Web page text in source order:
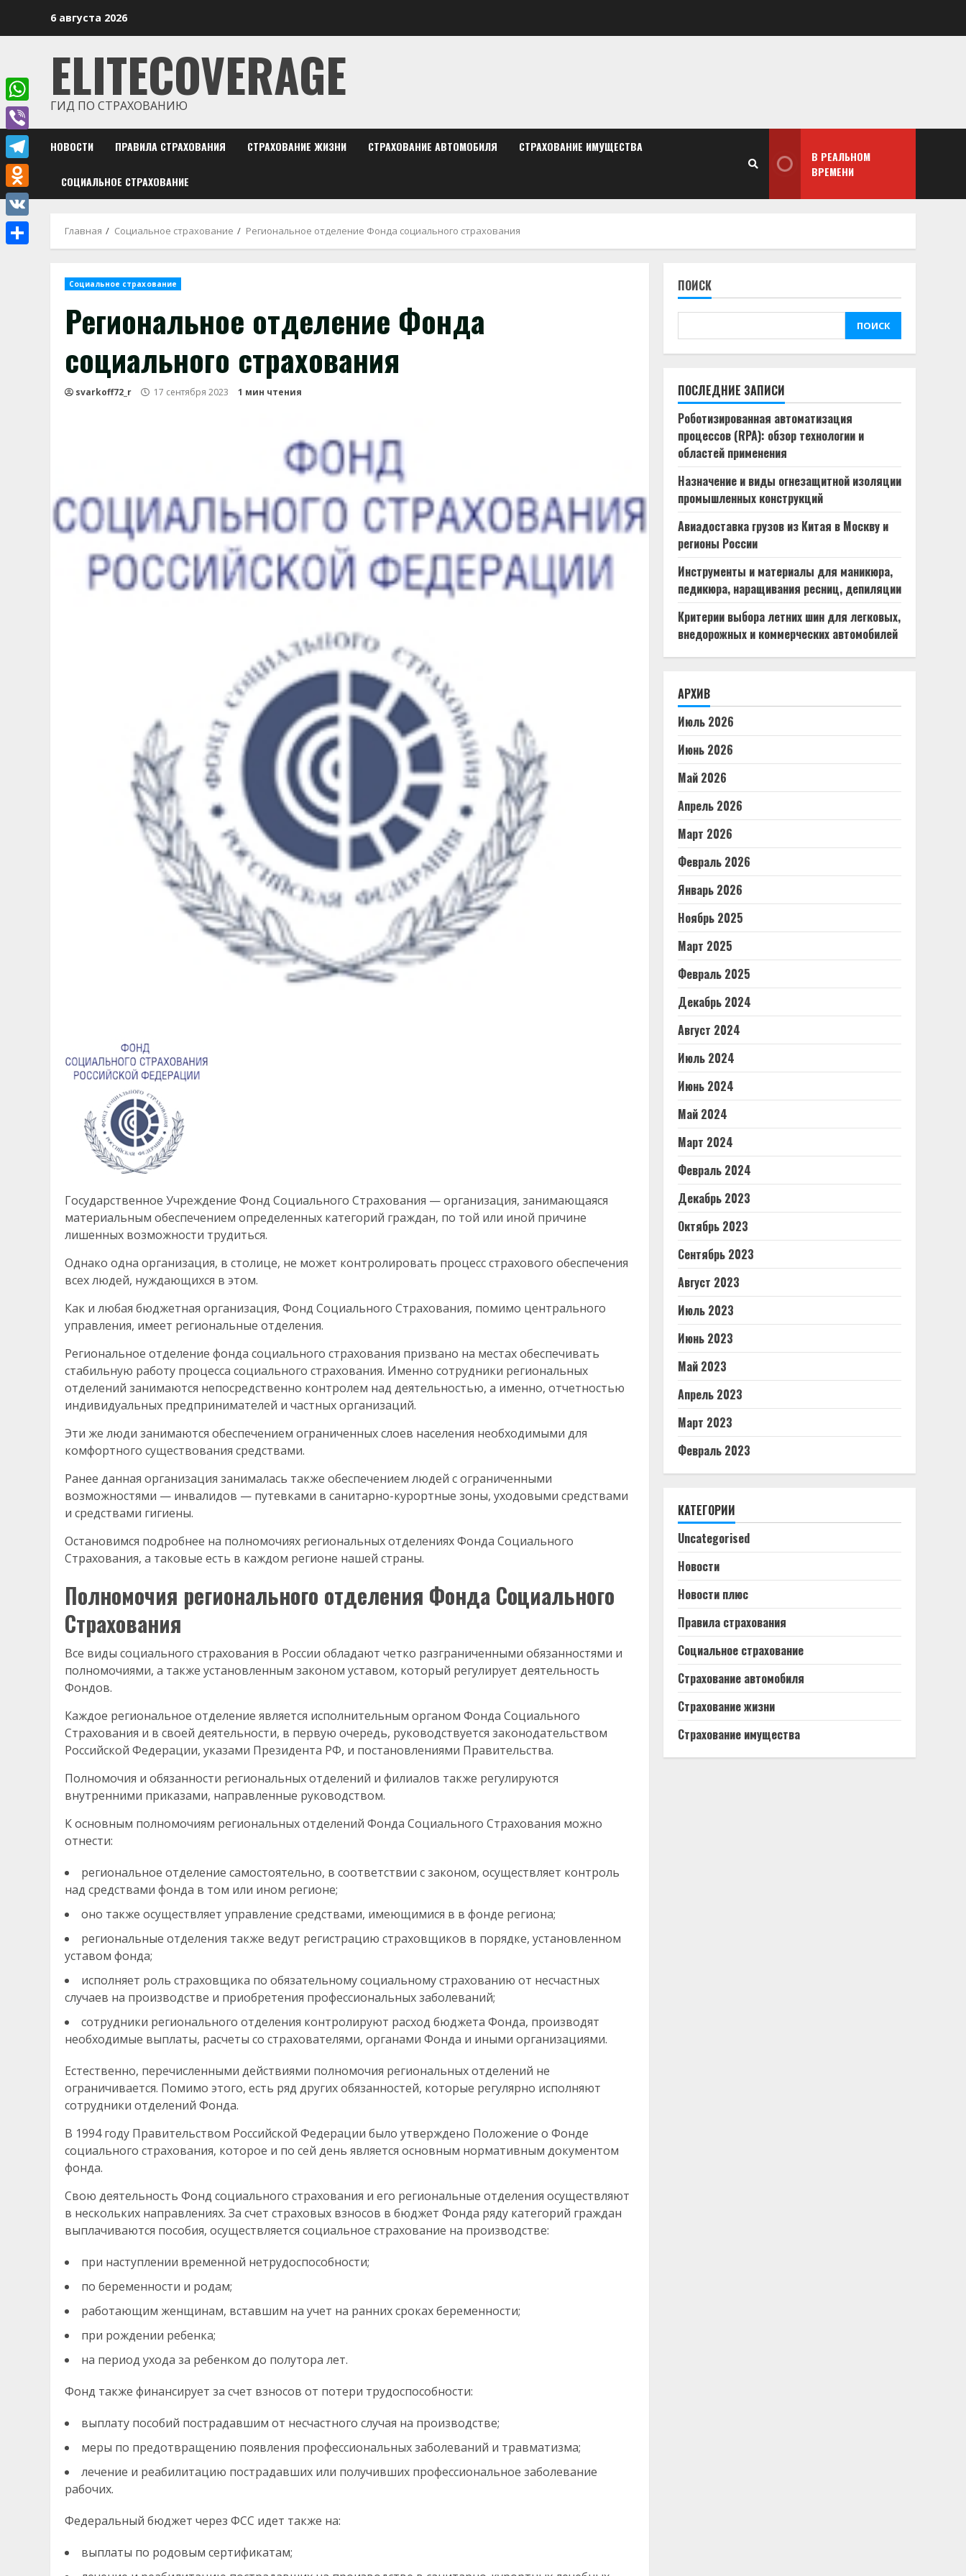
6 августа 2026
ELITECOVERAGE
ГИД ПО СТРАХОВАНИЮ
НОВОСТИ ПРАВИЛА СТРАХОВАНИЯ СТРАХОВАНИЕ ЖИЗНИ СТРАХОВАНИЕ АВТОМОБИЛЯ СТРАХОВАНИЕ ИМУЩЕСТВА
СОЦИАЛЬНОЕ СТРАХОВАНИЕ
В РЕАЛЬНОМ
ВРЕМЕНИ
Главная Социальное страхование Региональное отделение Фонда социального страхования
Социальное страхование
Региональное отделение Фонда
социального страхования
svarkoff72_r 17 сентября 2023 1 мин чтения
Государственное Учреждение Фонд Социального Страхования — организация, занимающаяся
материальным обеспечением определенных категорий граждан, по той или иной причине
лишенных возможности трудиться.
Однако одна организация, в столице, не может контролировать процесс страхового обеспечения
всех людей, нуждающихся в этом.
Как и любая бюджетная организация, Фонд Социального Страхования, помимо центрального
управления, имеет региональные отделения.
Региональное отделение фонда социального страхования призвано на местах обеспечивать
стабильную работу процесса социального страхования. Именно сотрудники региональных
отделений занимаются непосредственно контролем над деятельностью, а именно, отчетностью
индивидуальных предпринимателей и частных организаций.
Эти же люди занимаются обеспечением ограниченных слоев населения необходимыми для
комфортного существования средствами.
Ранее данная организация занималась также обеспечением людей с ограниченными
возможностями — инвалидов — путевками в санитарно-курортные зоны, уходовыми средствами
и средствами гигиены.
Остановимся подробнее на полномочиях региональных отделениях Фонда Социального
Страхования, а таковые есть в каждом регионе нашей страны.
Полномочия регионального отделения Фонда Социального
Страхования
Все виды социального страхования в России обладают четко разграниченными обязанностями и
полномочиями, а также установленным законом уставом, который регулирует деятельность
Фондов.
Каждое региональное отделение является исполнительным органом Фонда Социального
Страхования и в своей деятельности, в первую очередь, руководствуется законодательством
Российской Федерации, указами Президента РФ, и постановлениями Правительства.
Полномочия и обязанности региональных отделений и филиалов также регулируются
внутренними приказами, направленные руководством.
К основным полномочиям региональных отделений Фонда Социального Страхования можно
отнести:
региональное отделение самостоятельно, в соответствии с законом, осуществляет контроль
над средствами фонда в том или ином регионе;
оно также осуществляет управление средствами, имеющимися в в фонде региона;
региональные отделения также ведут регистрацию страховщиков в порядке, установленном
уставом фонда;
исполняет роль страховщика по обязательному социальному страхованию от несчастных
случаев на производстве и приобретения профессиональных заболеваний;
сотрудники регионального отделения контролируют расход бюджета Фонда, производят
необходимые выплаты, расчеты со страхователями, органами Фонда и иными организациями.
Естественно, перечисленными действиями полномочия региональных отделений не
ограничивается. Помимо этого, есть ряд других обязанностей, которые регулярно исполняют
сотрудники отделений Фонда.
В 1994 году Правительством Российской Федерации было утверждено Положение о Фонде
социального страхования, которое и по сей день является основным нормативным документом
фонда.
Свою деятельность Фонд социального страхования и его региональные отделения осуществляют
в нескольких направлениях. За счет страховых взносов в бюджет Фонда ряду категорий граждан
выплачиваются пособия, осуществляется социальное страхование на производстве:
при наступлении временной нетрудоспособности;
по беременности и родам;
работающим женщинам, вставшим на учет на ранних сроках беременности;
при рождении ребенка;
на период ухода за ребенком до полутора лет.
Фонд также финансирует за счет взносов от потери трудоспособности:
выплату пособий пострадавшим от несчастного случая на производстве;
меры по предотвращению появления профессиональных заболеваний и травматизма;
лечение и реабилитацию пострадавших или получивших профессиональное заболевание
рабочих.
Федеральный бюджет через ФСС идет также на:
выплаты по родовым сертификатам;
ПОИСК
ПОИСК
ПОСЛЕДНИЕ ЗАПИСИ
Роботизированная автоматизация
процессов (RPA): обзор технологии и
областей применения
Назначение и виды огнезащитной изоляции
промышленных конструкций
Авиадоставка грузов из Китая в Москву и
регионы России
Инструменты и материалы для маникюра,
педикюра, наращивания ресниц, депиляции
Критерии выбора летних шин для легковых,
внедорожных и коммерческих автомобилей
АРХИВ
Июль 2026
Июнь 2026
Май 2026
Апрель 2026
Март 2026
Февраль 2026
Январь 2026
Ноябрь 2025
Март 2025
Февраль 2025
Декабрь 2024
Август 2024
Июль 2024
Июнь 2024
Май 2024
Март 2024
Февраль 2024
Декабрь 2023
Октябрь 2023
Сентябрь 2023
Август 2023
Июль 2023
Июнь 2023
Май 2023
Апрель 2023
Март 2023
Февраль 2023
КАТЕГОРИИ
Uncategorised
Новости
Новости плюс
Правила страхования
Социальное страхование
Страхование автомобиля
Страхование жизни
Страхование имущества
WhatsApp
Viber
Telegram
Odnoklassniki
VK